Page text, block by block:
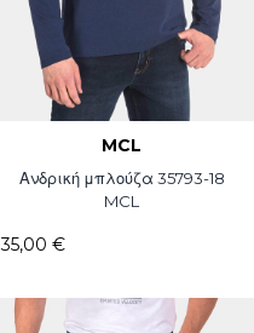
MCL
Ανδρική μπλούζα 35793-18
MCL
35,00 €